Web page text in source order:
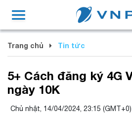
Trang chủ Tin tức
5+ Cách đăng ký 4G
ngày 10K
Chủ nhật, 14/04/2024, 23:15 (GMT+0)